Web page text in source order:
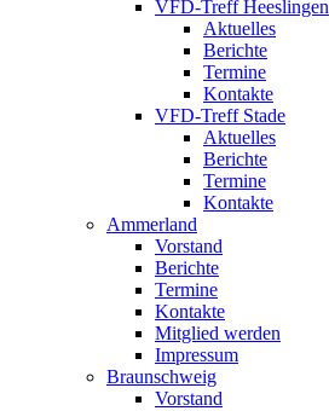
VFD-Treff Heeslingen
Aktuelles
Berichte
Termine
Kontakte
VFD-Treff Stade
Aktuelles
Berichte
Termine
Kontakte
Ammerland
Vorstand
Berichte
Termine
Kontakte
Mitglied werden
Impressum
Braunschweig
Vorstand